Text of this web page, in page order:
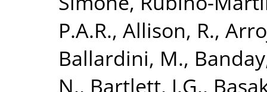
P.A.R., Allison, R.,
Ballardini, M.,
N., Bartlett, J.G.,